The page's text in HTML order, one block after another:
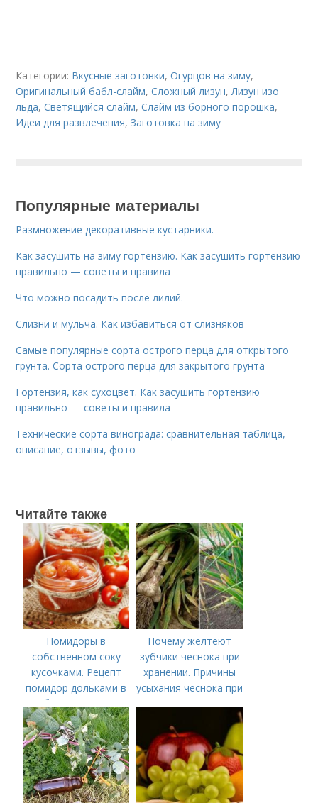
Категории: Вкусные заготовки,Огурцов на зиму,
Оригинальный бабл-слайм,Сложный лизун,Лизун изо
льда,Светящийся слайм,Слайм из борного порошка,
Идеи для развлечения,Заготовка на зиму
Популярные материалы
Размножение декоративные кустарники.
Как засушить на зиму гортензию. Как засушить гортензию
правильно — советы и правила
Что можно посадить после лилий.
Слизни и мульча. Как избавиться от слизняков
Самые популярные сорта острого перца для открытого
грунта. Сорта острого перца для закрытого грунта
Гортензия, как сухоцвет. Как засушить гортензию
правильно — советы и правила
Технические сорта винограда: сравнительная таблица,
описание, отзывы, фото
Читайте также
Помидоры в
собственном соку
кусочками. Рецепт
помидор дольками в
собственном соку
Почему желтеют
зубчики чеснока при
хранении. Причины
усыхания чеснока при